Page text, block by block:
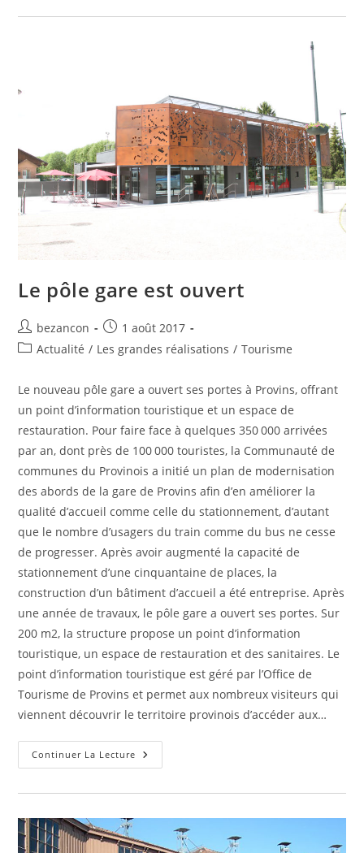
Le pôle gare est ouvert
Auteur/autrice
de
bezancon
Publication
publiée :
1 août 2017
PostActualité / Les grandes réalisations / Tourisme
Le nouveau pôle gare a ouvert ses portes à Provins, offrant
un point d’information touristique et un espace de
restauration. Pour faire face à quelques 350 000 arrivées
par an, dont près de 100 000 touristes, la Communauté de
communes du Provinois a initié un plan de modernisation
des abords de la gare de Provins afin d’en améliorer la
qualité d’accueil comme celle du stationnement, d’autant
que le nombre d’usagers du train comme du bus ne cesse
de progresser. Après avoir augmenté la capacité de
stationnement d’une cinquantaine de places, la
construction d’un bâtiment d’accueil a été entreprise. Après
une année de travaux, le pôle gare a ouvert ses portes. Sur
200 m2, la structure propose un point d’information
touristique, un espace de restauration et des sanitaires. Le
point d’information touristique est géré par l’Office de
Tourisme de Provins et permet aux nombreux visiteurs qui
viennent découvrir le territoire provinois d’accéder aux…
Continuer La Lecture Le
Pôle